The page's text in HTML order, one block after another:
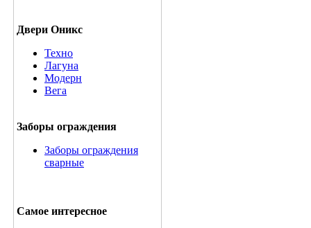
Двери Оникс
Техно
Лагуна
Модерн
Вега
Заборы ограждения
Заборы ограждения
сварные
Самое интересное